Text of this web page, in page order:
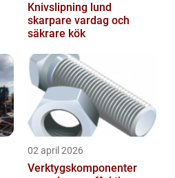
Knivslipning lund
skarpare vardag och
säkrare kök
02 april 2026
Verktygskomponenter